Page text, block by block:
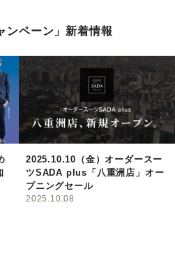
シ
ア
し
て
く
だ
さ
ンペーン」新着情報
2025.10.10（金）オーダースー
ツSADA plus「八重洲店」オー
プニングセール
2025.10.08